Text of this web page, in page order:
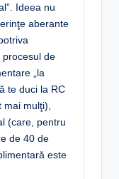
Ideea nu
aberante
procesul de
„la
te duci la RC
mulţi),
(care, pentru
de 40 de
este